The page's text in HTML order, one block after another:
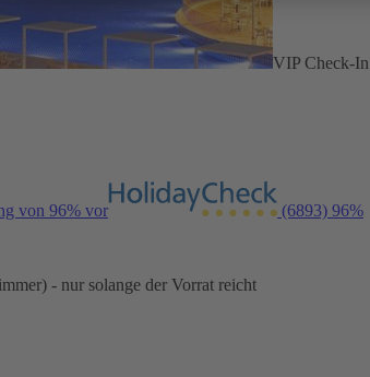
VIP Check-In
von 96% vor (6893) 96%
- nur solange der Vorrat reicht